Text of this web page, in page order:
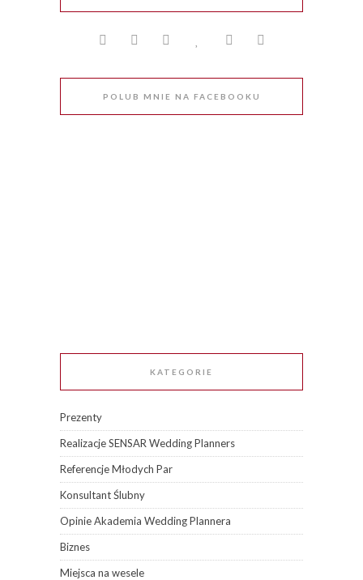
POLUB MNIE NA FACEBOOKU
KATEGORIE
Prezenty
Realizacje SENSAR Wedding Planners
Referencje Młodych Par
Konsultant Ślubny
Opinie Akademia Wedding Plannera
Biznes
Miejsca na wesele